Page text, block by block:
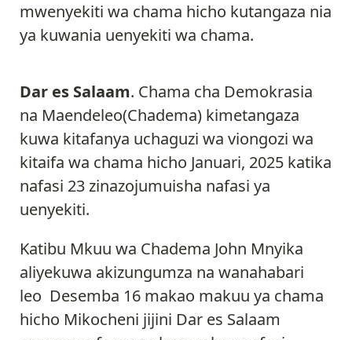
mwenyekiti wa chama hicho kutangaza nia
ya kuwania uenyekiti wa chama.
Dar es Salaam. Chama cha Demokrasia
na Maendeleo(Chadema) kimetangaza
kuwa kitafanya uchaguzi wa viongozi wa
kitaifa wa chama hicho Januari, 2025 katika
nafasi 23 zinazojumuisha nafasi ya
uenyekiti.
Katibu Mkuu wa Chadema John Mnyika
aliyekuwa akizungumza na wanahabari
leo Desemba 16 makao makuu ya chama
hicho Mikocheni jijini Dar es Salaam